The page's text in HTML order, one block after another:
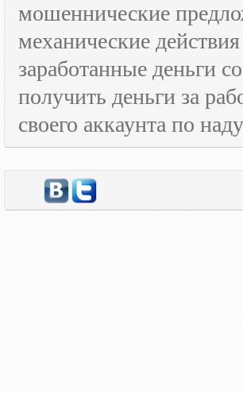
мошеннические
механические
заработанные деньги
получить деньги за
своего аккаунта по